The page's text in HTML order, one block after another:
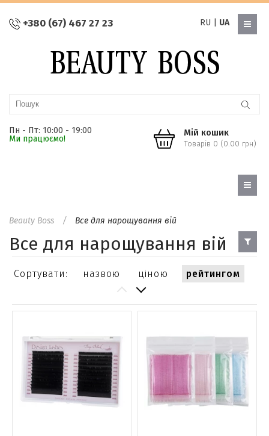
+380 (67) 467 27 23 RU UA
Пн - Пт: 10:00 - 19:00
Ми працюємо!
Мій кошик
Товарів 0 (0.00 грн)
Beauty Boss Все для нарощування вій
Все для нарощування вій
Сортувати: назвою ціною рейтингом